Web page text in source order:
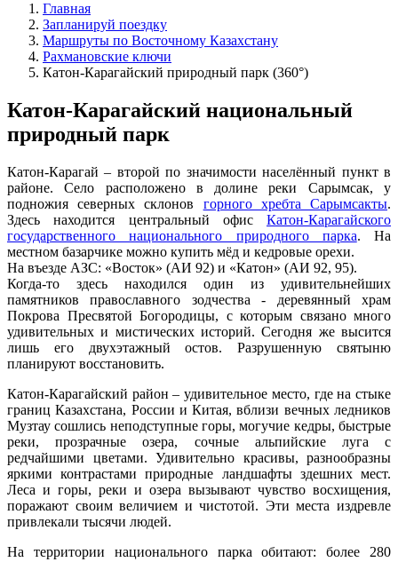
Главная
Запланируй поездку
Маршруты по Восточному Казахстану
Рахмановские ключи
Катон-Карагайский природный парк (360°)
Катон-Карагайский национальный
природный парк
Катон-Карагай – второй по значимости населённый пункт в
районе. Село расположено в долине реки Сарымсак, у
подножия северных склонов горного хребта Сарымсакты.
Здесь находится центральный офис Катон-Карагайского
государственного национального природного парка. На
местном базарчике можно купить мёд и кедровые орехи.
На въезде АЗС: «Восток» (АИ 92) и «Катон» (АИ 92, 95).
Когда-то здесь находился один из удивительнейших
памятников православного зодчества - деревянный храм
Покрова Пресвятой Богородицы, с которым связано много
удивительных и мистических историй. Сегодня же высится
лишь его двухэтажный остов. Разрушенную святыню
планируют восстановить.
Катон-Карагайский район – удивительное место, где на стыке
границ Казахстана, России и Китая, вблизи вечных ледников
Музтау сошлись неподступные горы, могучие кедры, быстрые
реки, прозрачные озера, сочные альпийские луга с
редчайшими цветами. Удивительно красивы, разнообразны
яркими контрастами природные ландшафты здешних мест.
Леса и горы, реки и озера вызывают чувство восхищения,
поражают своим величием и чистотой. Эти места издревле
привлекали тысячи людей.
На территории национального парка обитают: более 280